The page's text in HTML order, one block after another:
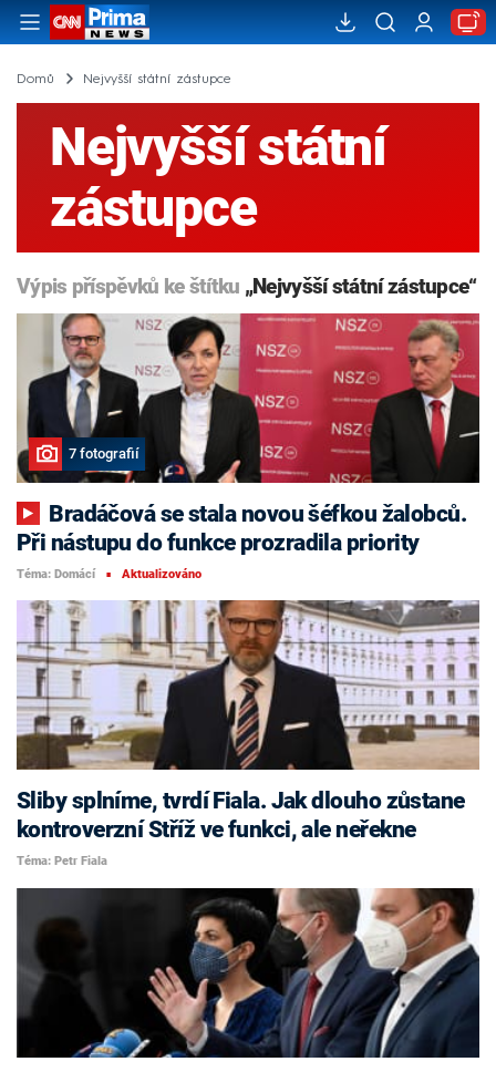
Domů Nejvyšší státní zástupce
Nejvyšší státní
zástupce
Výpis příspěvků ke štítku „Nejvyšší státní zástupce“
7 fotografií
Při nástupu do funkce prozradila priority
Téma: Domácí ■ Aktualizováno
Sliby splníme, tvrdí Fiala. Jak dlouho zůstane
kontroverzní Stříž ve funkci, ale neřekne
Téma: Petr Fiala